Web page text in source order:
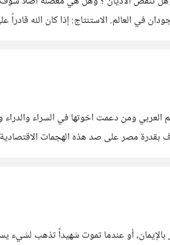
النقاط التالية اولا" ما هي معضلة الشر ؟" تعرف تاريخيا بمثلث ابيقور وتنص على الله كلي القدرة. الله كلي الخير
العربي ومن دعمت اخوتها في السراء
بقدرة مصر على صد هذه الهجمات
أو عندما تموت شهيداً تذهب لشيء